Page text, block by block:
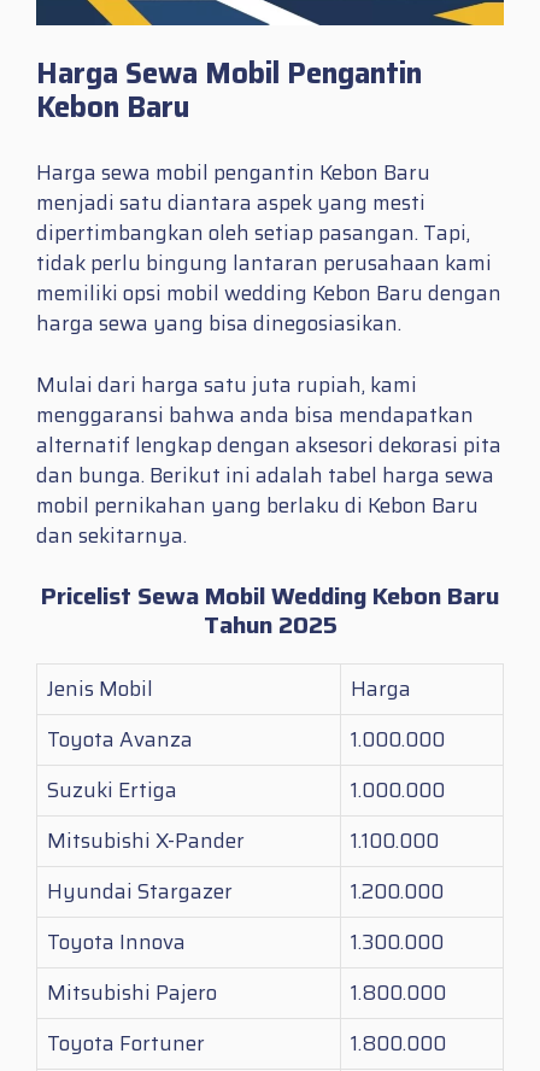
Harga Sewa Mobil Pengantin
Kebon Baru
Harga sewa mobil pengantin Kebon Baru
menjadi satu diantara aspek yang mesti
dipertimbangkan oleh setiap pasangan. Tapi,
tidak perlu bingung lantaran perusahaan kami
memiliki opsi mobil wedding Kebon Baru dengan
harga sewa yang bisa dinegosiasikan.
Mulai dari harga satu juta rupiah, kami
menggaransi bahwa anda bisa mendapatkan
alternatif lengkap dengan aksesori dekorasi pita
dan bunga. Berikut ini adalah tabel harga sewa
mobil pernikahan yang berlaku di Kebon Baru
dan sekitarnya.
Pricelist Sewa Mobil Wedding Kebon Baru
Tahun 2025
Jenis Mobil
Harga
Toyota Avanza
1.000.000
Suzuki Ertiga
1.000.000
Mitsubishi X-Pander
1.100.000
Hyundai Stargazer
1.200.000
Toyota Innova
1.300.000
Mitsubishi Pajero
1.800.000
Toyota Fortuner
1.800.000